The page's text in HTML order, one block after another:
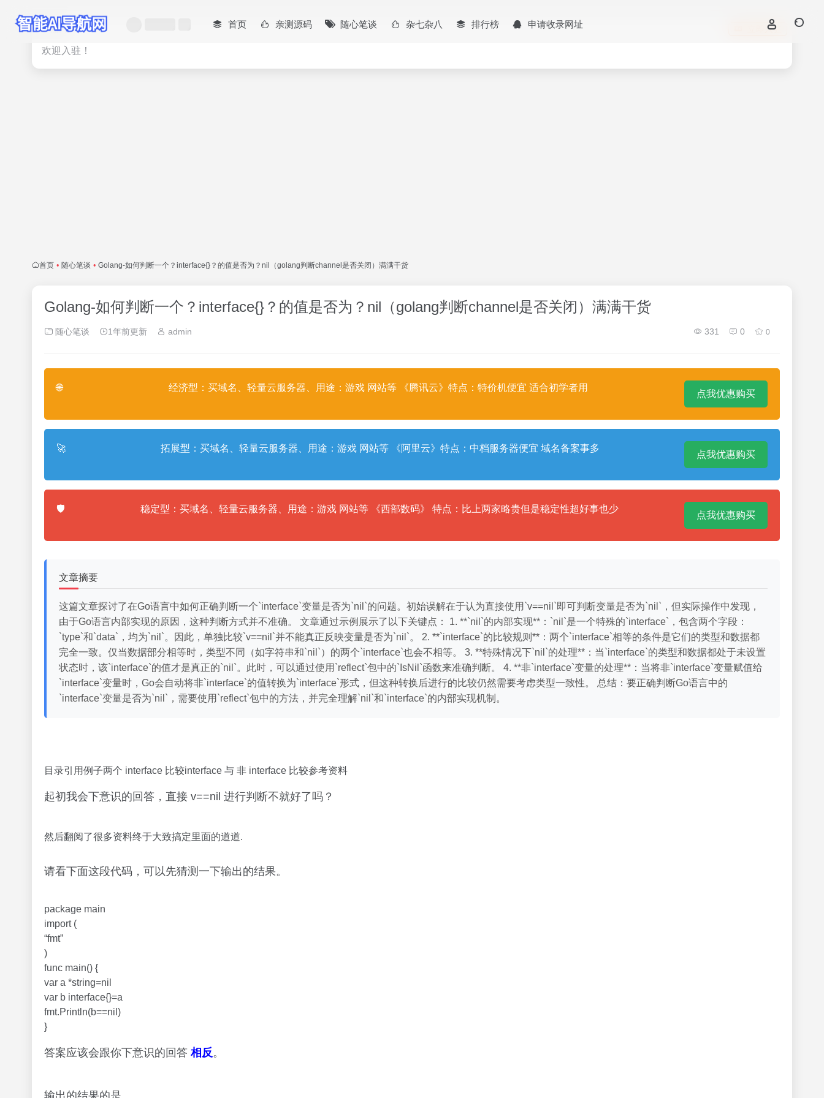
首页 亲测源码 随心笔谈 杂七杂八 排行榜 申请收录网址
热门 立即入驻
欢迎入驻！
首页 • 随心笔谈 • Golang-如何判断一个？interface{}？的值是否为？nil（golang判断channel是否关闭）满满干货
Golang-如何判断一个？interface{}？的值是否为？nil（golang判断channel是否关闭）满满干货
随心笔谈 1年前更新 admin 331 0 0
🌐 经济型：买域名、轻量云服务器、用途：游戏 网站等 《腾讯云》特点：特价机便宜 适合初学者用
点我优惠购买
🚀 拓展型：买域名、轻量云服务器、用途：游戏 网站等 《阿里云》特点：中档服务器便宜 域名备案事多
点我优惠购买
🛡️ 稳定型：买域名、轻量云服务器、用途：游戏 网站等 《西部数码》 特点：比上两家略贵但是稳定性超好事也少
点我优惠购买
文章摘要
这篇文章探讨了在Go语言中如何正确判断一个`interface`变量是否为`nil`的问题。初始误解在于认为直接使用`v==nil`即可判断变量是否为`nil`，但实际操作中发现，
由于Go语言内部实现的原因，这种判断方式并不准确。 文章通过示例展示了以下关键点： 1. **`nil`的内部实现**：`nil`是一个特殊的`interface`，包含两个字段：
`type`和`data`，均为`nil`。因此，单独比较`v==nil`并不能真正反映变量是否为`nil`。 2. **`interface`的比较规则**：两个`interface`相等的条件是它们的类型和数据都
完全一致。仅当数据部分相等时，类型不同（如字符串和`nil`）的两个`interface`也会不相等。 3. **特殊情况下`nil`的处理**：当`interface`的类型和数据都处于未设置
状态时，该`interface`的值才是真正的`nil`。此时，可以通过使用`reflect`包中的`IsNil`函数来准确判断。 4. **非`interface`变量的处理**：当将非`interface`变量赋值给
`interface`变量时，Go会自动将非`interface`的值转换为`interface`形式，但这种转换后进行的比较仍然需要考虑类型一致性。 总结：要正确判断Go语言中的
`interface`变量是否为`nil`，需要使用`reflect`包中的方法，并完全理解`nil`和`interface`的内部实现机制。
目录引用例子两个 interface 比较interface 与 非 interface 比较参考资料
起初我会下意识的回答，直接 v==nil 进行判断不就好了吗？
然后翻阅了很多资料终于大致搞定里面的道道.
请看下面这段代码，可以先猜测一下输出的结果。
package main
import (
“fmt”
)
func main() {
var a *string=nil
var b interface{}=a
fmt.Println(b==nil)
}
答案应该会跟你下意识的回答 相反。
输出的结果的是